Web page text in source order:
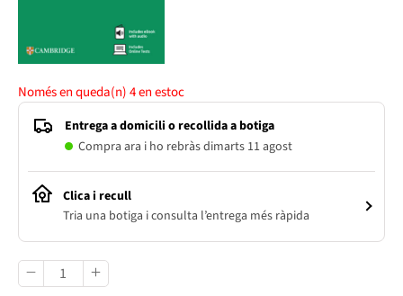
Només en queda(n)4en estoc
Entrega a domicili o recollida a botiga
Compra ara i ho rebràs dimarts 11 agost
Clica i recull
Tria una botiga i consulta l’entrega més ràpida